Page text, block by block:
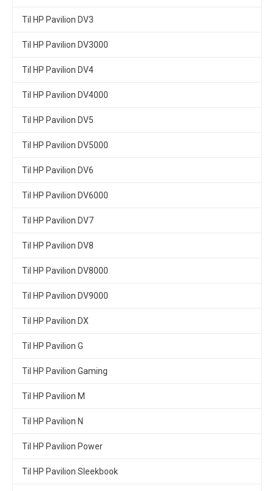
Til HP Pavilion DV3
Til HP Pavilion DV3000
Til HP Pavilion DV4
Til HP Pavilion DV4000
Til HP Pavilion DV5
Til HP Pavilion DV5000
Til HP Pavilion DV6
Til HP Pavilion DV6000
Til HP Pavilion DV7
Til HP Pavilion DV8
Til HP Pavilion DV8000
Til HP Pavilion DV9000
Til HP Pavilion DX
Til HP Pavilion G
Til HP Pavilion Gaming
Til HP Pavilion M
Til HP Pavilion N
Til HP Pavilion Power
Til HP Pavilion Sleekbook